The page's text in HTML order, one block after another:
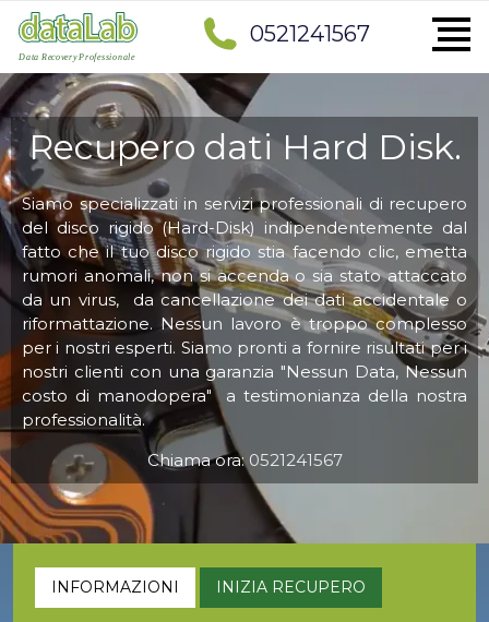
0521241567
Recupero dati Hard Disk.
Siamo specializzati in servizi professionali di recupero
del disco rigido (Hard-Disk) indipendentemente dal
fatto che il tuo disco rigido stia facendo clic, emetta
rumori anomali, non si accenda o sia stato attaccato
da un virus, da cancellazione dei dati accidentale o
riformattazione. Nessun lavoro è troppo complesso
per i nostri esperti. Siamo pronti a fornire risultati per i
nostri clienti con una garanzia "Nessun Data, Nessun
costo di manodopera" a testimonianza della nostra
professionalità.
Chiama ora: 0521241567
INFORMAZIONI INIZIA RECUPERO